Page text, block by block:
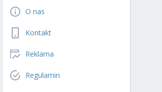
O nas
Kontakt
Reklama
Regulamin